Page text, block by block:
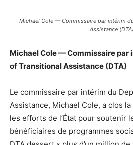
Michael Cole — Commissaire par intérim
Assistance (DTA)
Michael Cole — Commissaire par
of Transitional Assistance (DTA)
Le commissaire par intérim du
Assistance, Michael Cole, a clos
les efforts de l’État pour soutenir
bénéficiaires de programmes